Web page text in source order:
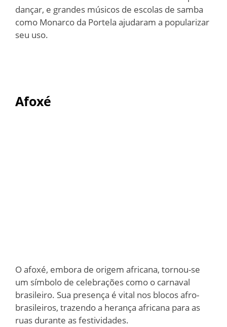
dançar, e grandes músicos de escolas de samba
como Monarco da Portela ajudaram a popularizar
seu uso.
Afoxé
O afoxé, embora de origem africana, tornou-se
um símbolo de celebrações como o carnaval
brasileiro. Sua presença é vital nos blocos afro-
brasileiros, trazendo a herança africana para as
ruas durante as festividades.